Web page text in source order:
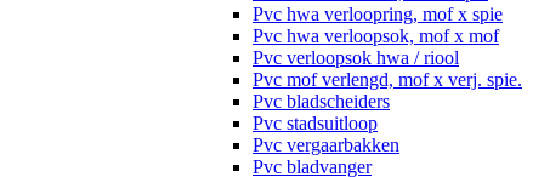
Pvc hwa verloopring, mof x spie
Pvc hwa verloopsok, mof x mof
Pvc verloopsok hwa / riool
Pvc mof verlengd, mof x verj. spie.
Pvc bladscheiders
Pvc stadsuitloop
Pvc vergaarbakken
Pvc bladvanger